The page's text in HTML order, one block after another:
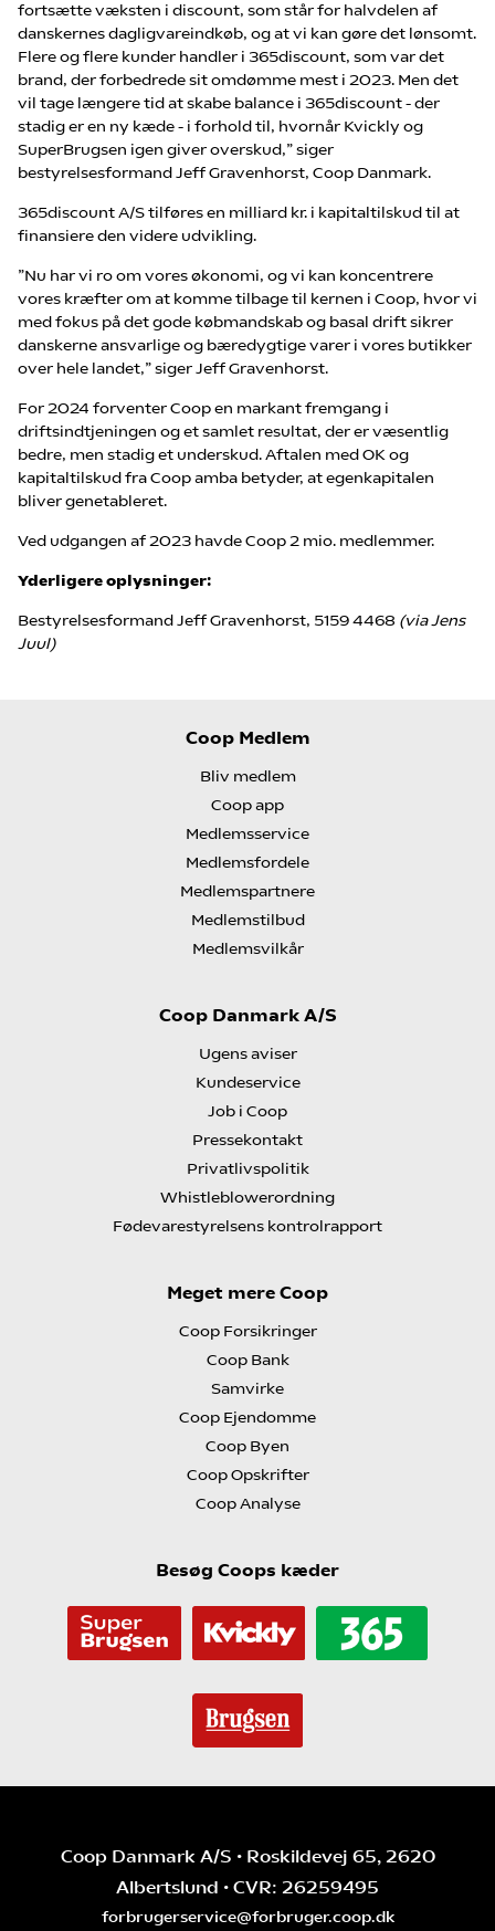
fortsætte væksten i discount, som står for halvdelen af
danskernes dagligvareindkøb, og at vi kan gøre det lønsomt.
Flere og flere kunder handler i 365discount, som var det
brand, der forbedrede sit omdømme mest i 2023. Men det
vil tage længere tid at skabe balance i 365discount - der
stadig er en ny kæde - i forhold til, hvornår Kvickly og
SuperBrugsen igen giver overskud,” siger
bestyrelsesformand Jeff Gravenhorst, Coop Danmark.
365discount A/S tilføres en milliard kr. i kapitaltilskud til at
finansiere den videre udvikling.
”Nu har vi ro om vores økonomi, og vi kan koncentrere
vores kræfter om at komme tilbage til kernen i Coop, hvor vi
med fokus på det gode købmandskab og basal drift sikrer
danskerne ansvarlige og bæredygtige varer i vores butikker
over hele landet,” siger Jeff Gravenhorst.
For 2024 forventer Coop en markant fremgang i
driftsindtjeningen og et samlet resultat, der er væsentlig
bedre, men stadig et underskud. Aftalen med OK og
kapitaltilskud fra Coop amba betyder, at egenkapitalen
bliver genetableret.
Ved udgangen af 2023 havde Coop 2 mio. medlemmer.
Yderligere oplysninger:
Bestyrelsesformand Jeff Gravenhorst, 5159 4468 (via Jens
Juul)
Coop Medlem
Bliv medlem
Coop app
Medlemsservice
Medlemsfordele
Medlemspartnere
Medlemstilbud
Medlemsvilkår
Coop Danmark A/S
Ugens aviser
Kundeservice
Job i Coop
Pressekontakt
Privatlivspolitik
Whistleblowerordning
Fødevarestyrelsens kontrolrapport
Meget mere Coop
Coop Forsikringer
Coop Bank
Samvirke
Coop Ejendomme
Coop Byen
Coop Opskrifter
Coop Analyse
Besøg Coops kæder
Coop Danmark A/S • Roskildevej 65, 2620
Albertslund • CVR: 26259495
forbrugerservice@forbruger.coop.dk